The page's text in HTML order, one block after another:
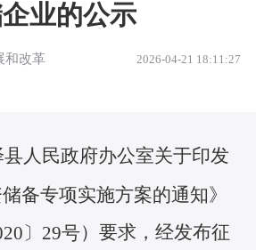
业的公示
和改革
2026-04-21 18:11:27
民政府办公室关于印发
备专项实施方案的通知》
〕29号）要求 ，经发布征